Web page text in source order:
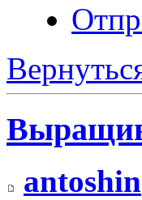
antoshin